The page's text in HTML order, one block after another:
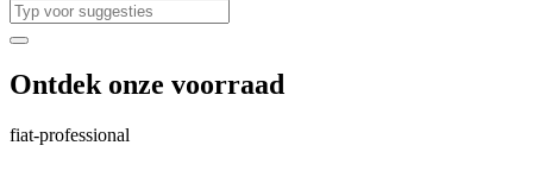
Ontdek onze voorraad
fiat-professional